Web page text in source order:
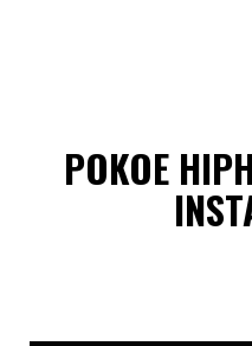
POKOE